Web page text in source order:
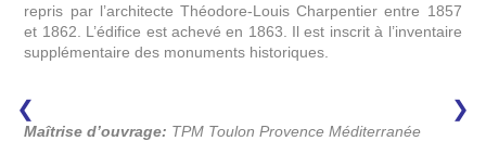
❯ ❯
repris par l’architecte Théodore-Louis Charpentier entre 1857
et 1862. L’édifice est achevé en 1863. Il est inscrit à l’inventaire
supplémentaire des monuments historiques.
Maîtrise d’ouvrage: TPM Toulon Provence Méditerranée